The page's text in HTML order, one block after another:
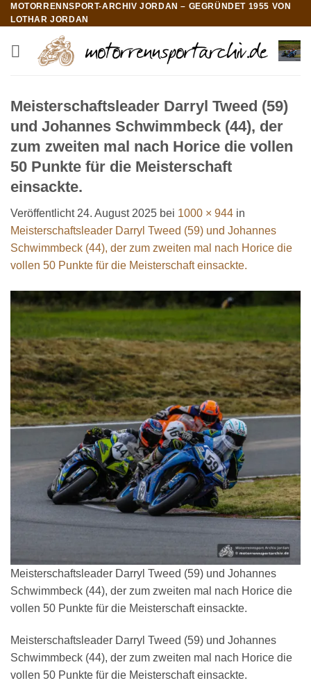
Zum
Inhalt
springen
MOTORRENNSPORT-ARCHIV JORDAN – GEGRÜNDET 1955 VON
LOTHAR JORDAN
Meisterschaftsleader Darryl Tweed (59)
und Johannes Schwimmbeck (44), der
zum zweiten mal nach Horice die vollen
50 Punkte für die Meisterschaft
einsackte.
Veröffentlicht 24. August 2025 bei 1000 × 944 in
Meisterschaftsleader Darryl Tweed (59) und Johannes
Schwimmbeck (44), der zum zweiten mal nach Horice die
vollen 50 Punkte für die Meisterschaft einsackte.
Meisterschaftsleader Darryl Tweed (59) und Johannes
Schwimmbeck (44), der zum zweiten mal nach Horice die
vollen 50 Punkte für die Meisterschaft einsackte.
Meisterschaftsleader Darryl Tweed (59) und Johannes
Schwimmbeck (44), der zum zweiten mal nach Horice die
vollen 50 Punkte für die Meisterschaft einsackte.